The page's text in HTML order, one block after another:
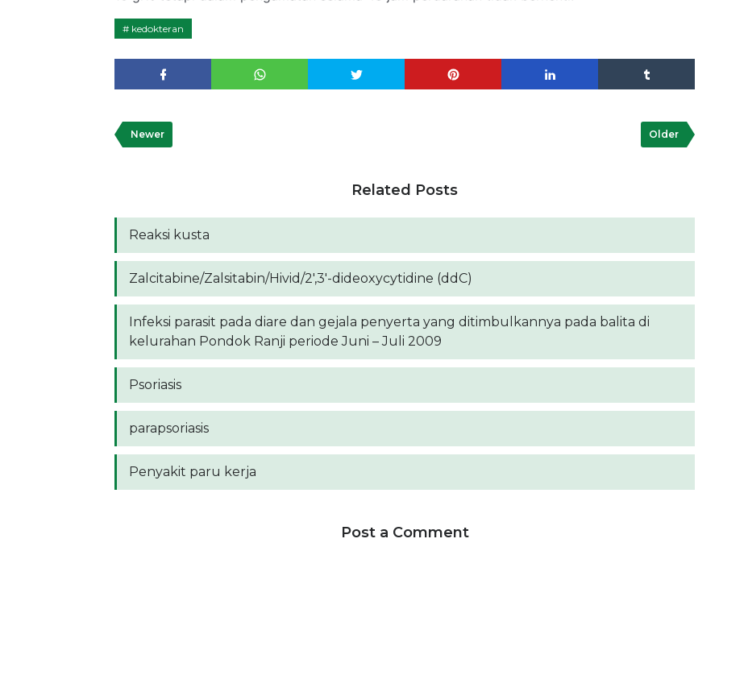
kedokteran
Newer Older
Related Posts
Reaksi kusta
Zalcitabine/Zalsitabin/Hivid/2',3'-dideoxycytidine (ddC)
Infeksi parasit pada diare dan gejala penyerta yang ditimbulkannya pada balita di
kelurahan Pondok Ranji periode Juni – Juli 2009
Psoriasis
parapsoriasis
Penyakit paru kerja
Post a Comment